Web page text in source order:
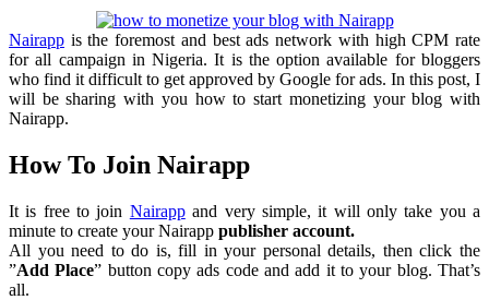
Nairapp is the foremost and best ads network with high CPM rate
for all campaign in Nigeria. It is the option available for bloggers
who find it difficult to get approved by Google for ads. In this post, I
will be sharing with you how to start monetizing your blog with
Nairapp.
How To Join Nairapp
It is free to join Nairappand very simple, it will only take you a
minute to create your Nairapp publisher account.
All you need to do is, fill in your personal details, then click the
”Add Place” button copy ads code and add it to your blog. That’s
all.